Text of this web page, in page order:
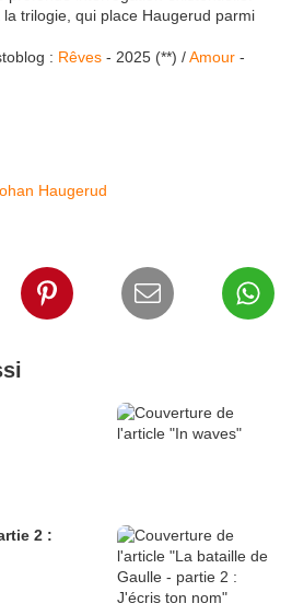
trilogie, qui place Haugerud parmi
: Rêves - 2025 (**) /Amour -
Haugerud
2 :